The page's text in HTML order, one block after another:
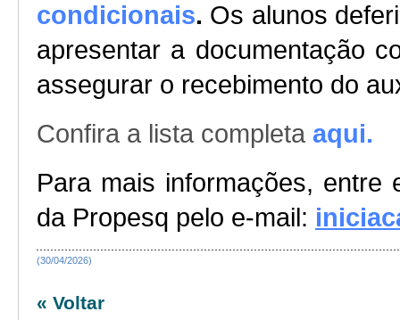
condicionais. Os alunos
apresentar a documentação
assegurar o recebimento do
Confira a lista completa aqui.
Para mais informações, entre
da Propesq pelo e-mail:
(30/04/2026)
« Voltar